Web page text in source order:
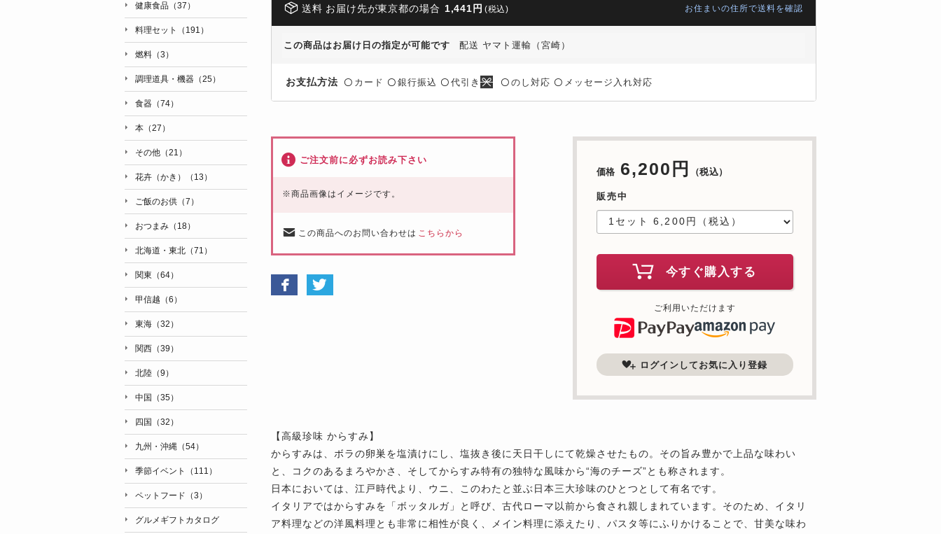
送料 お届け先が東京都の場合 1,441円 (税込) お住まいの住所で送料を確認
この商品はお届け日の指定が可能です 配送 ヤマト運輸（宮崎）
お支払方法 〇 カード 〇 銀行振込 〇 代引き 〇 のし対応 〇 メッセージ入れ対応
価格 6,200円 （税込）
販売中
今すぐ購入する
ご利用いただけます
ログインしてお気に入り登録
ご注文前に必ずお読み下さい
※商品画像はイメージです。
この商品へのお問い合わせは こちらから
【高級珍味 からすみ】
からすみは、ボラの卵巣を塩漬けにし、塩抜き後に天日干しにて乾燥させたもの。その旨み豊かで上品な味わい
と、コクのあるまろやかさ、そしてからすみ特有の独特な風味から“海のチーズ”とも称されます。
日本においては、江戸時代より、ウニ、このわたと並ぶ日本三大珍味のひとつとして有名です。
イタリアではからすみを「ボッタルガ」と呼び、古代ローマ以前から食され親しまれています。そのため、イタリ
ア料理などの洋風料理とも非常に相性が良く、メイン料理に添えたり、パスタ等にふりかけることで、甘美な味わ
健康食品（37）
料理セット（191）
燃料（3）
調理道具・機器（25）
食器（74）
本（27）
その他（21）
花卉（かき）（13）
ご飯のお供（7）
おつまみ（18）
北海道・東北（71）
関東（64）
甲信越（6）
東海（32）
関西（39）
北陸（9）
中国（35）
四国（32）
九州・沖縄（54）
季節イベント（111）
ペットフード（3）
グルメギフトカタログ